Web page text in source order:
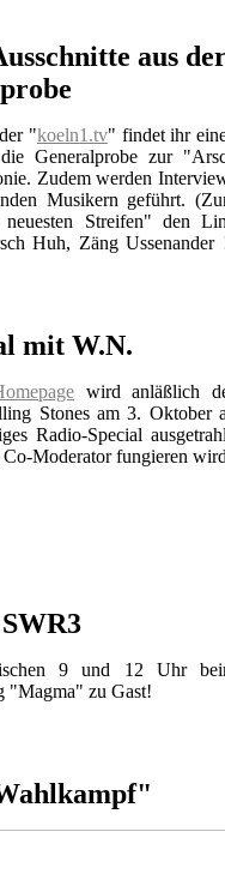
aus
"koeln1.tv" findet ihr
Generalprobe zur
Zudem werden
Musikern geführt.
Streifen" den
Huh, Zäng Ussenander
mit W.N.
wird anläßlich
Stones am 3. Oktober
Radio-Special
Moderator fungieren
9 und 12 Uhr
"Magma" zu Gast!